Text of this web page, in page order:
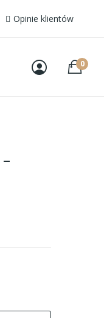
Opinie klientów
0